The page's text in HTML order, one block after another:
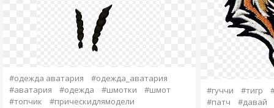
#одежда аватария
#одежда_аватария
#аватария
#одежда #шмотки
#шмот
#топчик
#прическидлямодели
#гуччи #тигр
#патч
#давай